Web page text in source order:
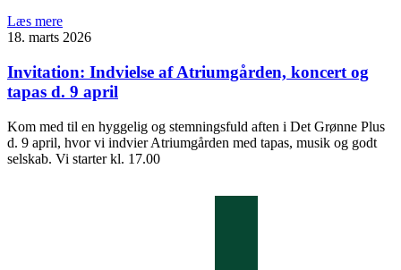
Læs mere
18. marts 2026
Invitation: Indvielse af Atriumgården, koncert og
tapas d. 9 april
Kom med til en hyggelig og stemningsfuld aften i Det Grønne Plus
d. 9 april, hvor vi indvier Atriumgården med tapas, musik og godt
selskab. Vi starter kl. 17.00